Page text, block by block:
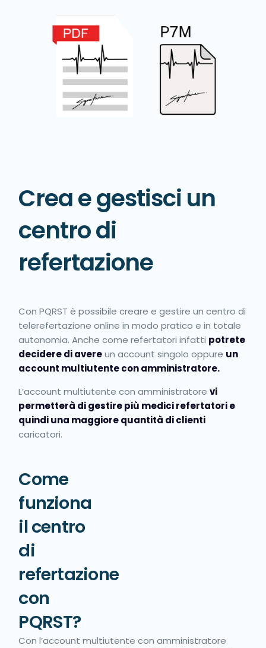
Crea e gestisci un
centro di
refertazione
Con PQRST è possibile creare e gestire un centro di
telerefertazione online in modo pratico e in totale
autonomia. Anche come refertatori infatti potrete
decidere di avereun account singolo oppure un
account multiutente con amministratore.
L’account multiutente con amministratorevi
permetterà di gestire più medici refertatori e
quindi una maggiore quantità di clienti
caricatori.
Come
funziona
il centro
di
refertazione
con
PQRST?
Con l’account multiutente con amministratore